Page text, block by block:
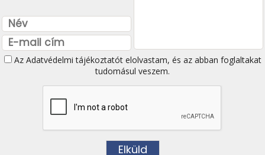
Az Adatvédelmi tájékoztatótelolvastam, és az abban foglaltakat
tudomásul veszem.